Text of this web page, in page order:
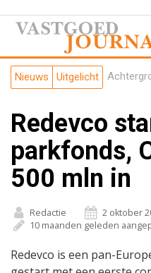
Nieuws Uitgelicht
Redevco
parkfonds,
500 mln in
Redactie
2 oktober
10 maanden geleden
Redevco is een pan-